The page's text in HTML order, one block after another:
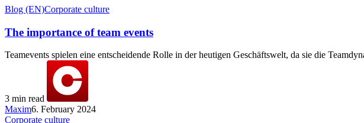
Blog (EN)Corporate culture
The importance of team events
Teamevents spielen eine entscheidende Rolle in der heutigen Geschäftswelt, da sie die
3 min read
Maxim6. February 2024
Corporate culture